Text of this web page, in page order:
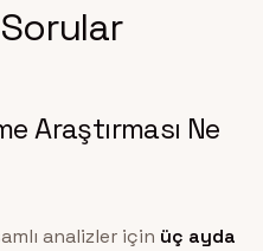
Araştırması Ne
analizler için üç ayda